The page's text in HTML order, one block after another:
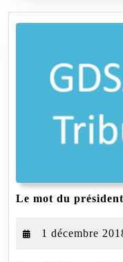
Le mot du
1 décembre